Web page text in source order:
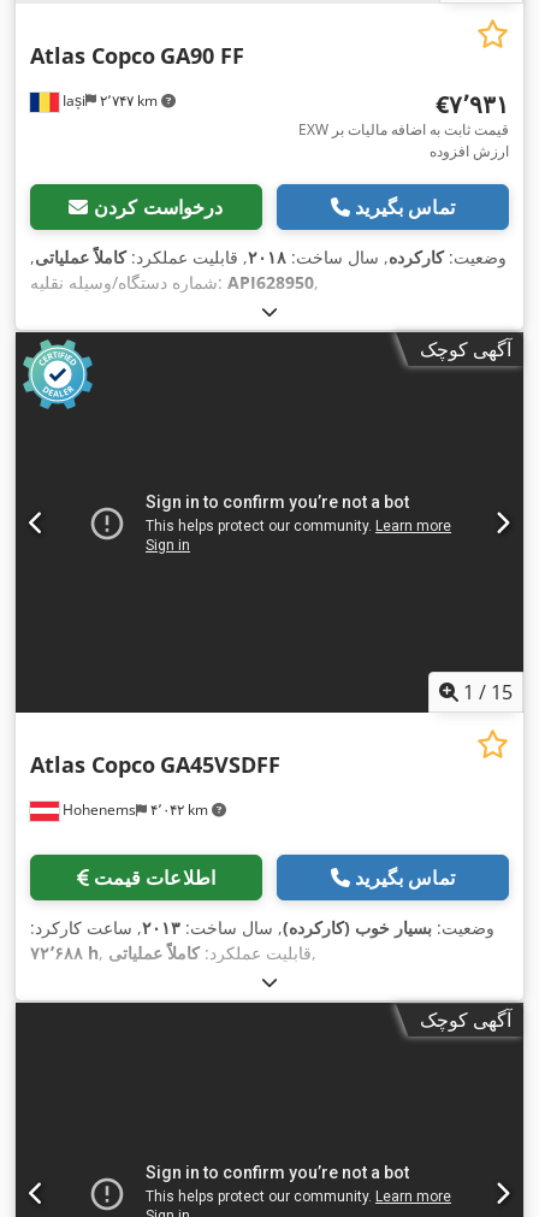
Iași ۲٬۷۴۷ km
Atlas Copco GA90 FF
‎€۷٬۹۳۱
EXW قیمت ثابت به اضافه مالیات بر
ارزش افزوده
درخواست کردن تماس بگیرید
وضعیت:کارکرده, سال ساخت: ۲۰۱۸, قابلیت عملکرد:کاملاً عملیاتی,
شماره دستگاه/وسیله نقلیه: API628950,
آگهی کوچک
1 / 15
Hohenems ۴٬۰۴۲ km
Atlas Copco GA45VSDFF
اطلاعات قیمت تماس بگیرید
وضعیت: بسیار خوب (کارکرده), سال ساخت: ۲۰۱۳, ساعت کارکرد:
۷۲٬۶۸۸ h
, قابلیت عملکرد:کاملاً عملیاتی ,
آگهی کوچک